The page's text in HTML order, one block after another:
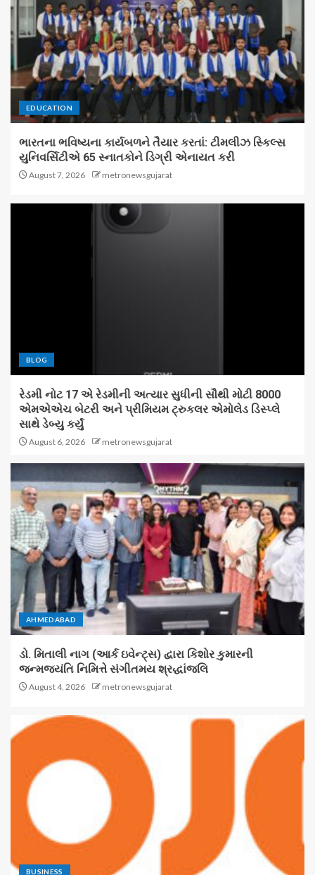
EDUCATION
ભારતના ભવિષ્યના કાર્યબળને તૈયાર કરતાં: ટીમલીઝ સ્કિલ્સ
યુનિવર્સિટીએ 65 સ્નાતકોને ડિગ્રી એનાયત કરી
August 7, 2026 metronewsgujarat
BLOG
રેડમી નોટ 17 એ રેડમીની અત્યાર સુધીની સૌથી મોટી 8000
એમએએચ બેટરી અને પ્રીમિયમ ટ્રુકલર એમોલેડ ડિસ્પ્લે
સાથે ડેબ્યુ કર્યું
August 6, 2026 metronewsgujarat
AHMEDABAD
ડો. મિતાલી નાગ (આર્ક ઇવેન્ટ્સ) દ્વારા કિશોર કુમારની
જન્મજયંતિ નિમિત્તે સંગીતમય શ્રદ્ધાંજલિ
August 4, 2026 metronewsgujarat
BUSINESS